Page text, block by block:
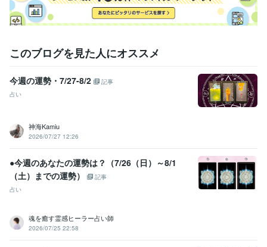
このブログを見た人にオススメ
今週の運勢・7/27-8/2
記事
占い
神海Kamiu
2026/07/27 12:26
●今週のあなたの運勢は？（7/26（日）～8/1
（土）までの運勢）
記事
占い
魂を癒す霊感ヒーラー占い師
2026/07/25 22:58